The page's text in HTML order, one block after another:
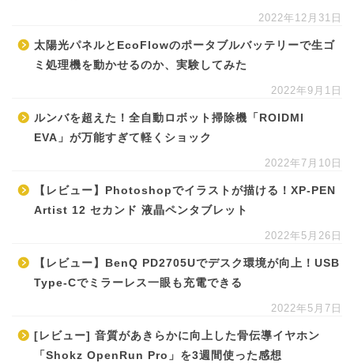
2022年12月31日
太陽光パネルとEcoFlowのポータブルバッテリーで生ゴ
ミ処理機を動かせるのか、実験してみた
2022年9月1日
ルンバを超えた！全自動ロボット掃除機「ROIDMI
EVA」が万能すぎて軽くショック
2022年7月10日
【レビュー】Photoshopでイラストが描ける！XP-PEN
Artist 12 セカンド 液晶ペンタブレット
2022年5月26日
【レビュー】BenQ PD2705Uでデスク環境が向上！USB
Type-Cでミラーレス一眼も充電できる
2022年5月7日
[レビュー] 音質があきらかに向上した骨伝導イヤホン
「Shokz OpenRun Pro」を3週間使った感想